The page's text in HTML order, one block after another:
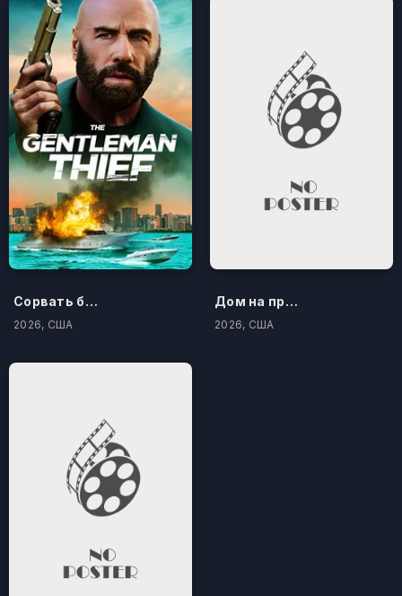
Сорвать банк 3: Вор-джентльмен
2026, США
Дом на проклятом холме
2026, США